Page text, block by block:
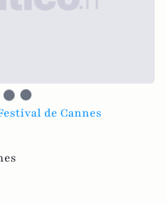
de Cannes